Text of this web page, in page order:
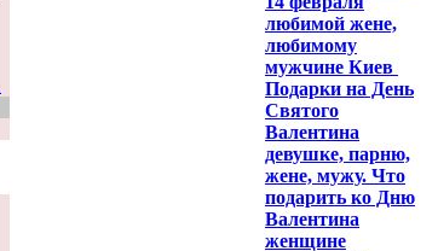
любимой жене,
любимому
мужчине Киев
Подарки на День
Святого
Валентина
девушке, парню,
жене, мужу. Что
подарить ко Дню
Валентина
женщине